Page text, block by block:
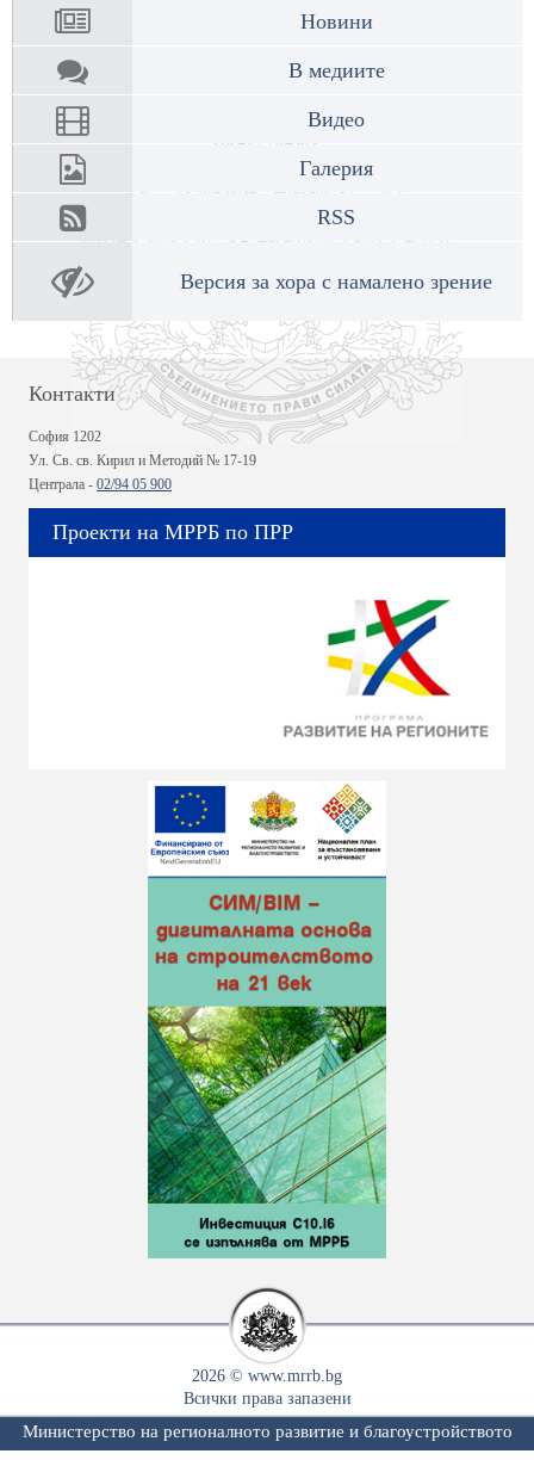
Новини
В медиите
Видео
Галерия
RSS
Версия за хора с намалено зрение
Контакти
София 1202
Ул. Св. св. Кирил и Методий № 17-19
Централа - 02/94 05 900
Проекти на МРРБ по ПРР
2026 © www.mrrb.bg
Всички права запазени
Министерство на регионалното развитие и благоустройството